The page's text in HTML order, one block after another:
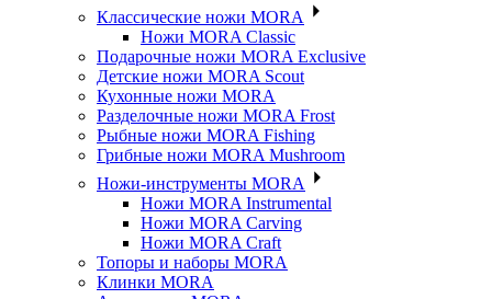
Классические ножи MORA
Ножи MORA Classic
Подарочные ножи MORA Exclusive
Детские ножи MORA Scout
Кухонные ножи MORA
Разделочные ножи MORA Frost
Рыбные ножи MORA Fishing
Грибные ножи MORA Mushroom
Ножи-инструменты MORA
Ножи MORA Instrumental
Ножи MORA Carving
Ножи MORA Craft
Топоры и наборы MORA
Клинки MORA